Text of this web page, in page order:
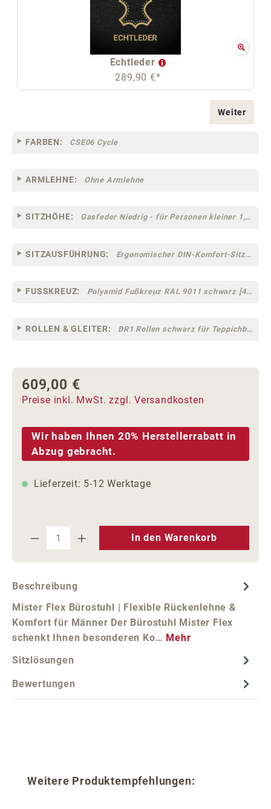
Echtleder
289,90 €*
Weiter
FARBEN: CSE06 Cycle
ARMLEHNE: Ohne Armlehne
SITZHÖHE: Gasfeder Niedrig - für Personen kleiner 1,60 m
SITZAUSFÜHRUNG: Ergonomischer DIN-Komfort-Sitz [75]
FUSSKREUZ: Polyamid Fußkreuz RAL 9011 schwarz [44]
ROLLEN & GLEITER: DR1 Rollen schwarz für Teppichböden [10]
Regulärer Preis:
609,00 €
Preise inkl. MwSt. zzgl. Versandkosten
Wir haben Ihnen 20% Herstellerrabatt in
Abzug gebracht.
Lieferzeit: 5-12 Werktage
Produkt Anzahl: Gib den
In den Warenkorb
Beschreibung
Mister Flex Bürostuhl | Flexible Rückenlehne &
Komfort für Männer Der Bürostuhl Mister Flex
schenkt Ihnen besonderen Ko… Mehr
Sitzlösungen
Bewertungen
Produktgalerie überspringen
Weitere Produktempfehlungen: